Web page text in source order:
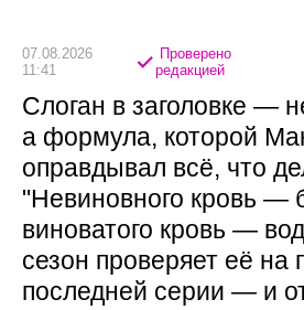
07.08.2026
11:41
Проверено
редакцией
Слоган в заголовке —
а формула, которой
оправдывал всё, что
"Невиновного кровь —
виноватого кровь —
сезон проверяет её на
последней серии — и